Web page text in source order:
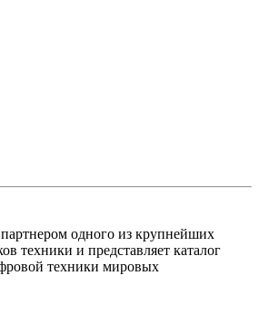
одного из крупнейших
техники и представляет каталог
техники мировых